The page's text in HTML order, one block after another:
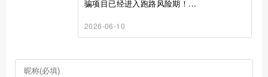
骗项目已经进入跑路风险期！...
2026-06-10